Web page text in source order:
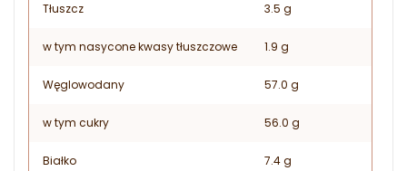
Tłuszcz 3.5 g
w tym nasycone kwasy tłuszczowe 1.9 g
Węglowodany 57.0 g
w tym cukry 56.0 g
Białko 7.4 g